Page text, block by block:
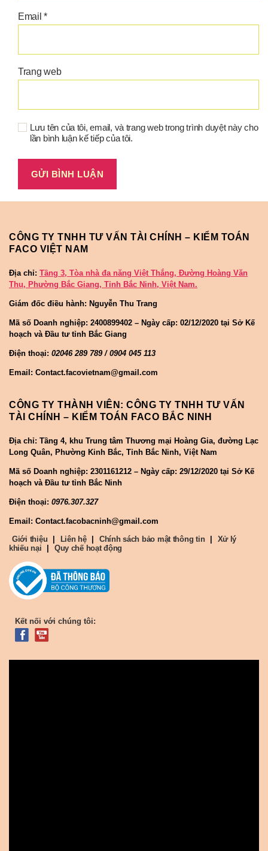
Email*
Trang web
Lưu tên của tôi, email, và trang web trong trình duyệt này cho
lần bình luận kế tiếp của tôi.
CÔNG TY TNHH TƯ VẤN TÀI CHÍNH – KIỂM TOÁN
FACO VIỆT NAM
Địa chỉ: Tầng 3, Tòa nhà đa năng Việt Thắng, Đường Hoàng Văn
Thụ, Phường Bắc Giang, Tỉnh Bắc Ninh, Việt Nam.
Giám đốc điều hành: Nguyễn Thu Trang
Mã số Doanh nghiệp: 2400899402 – Ngày cấp: 02/12/2020 tại Sở Kế
hoạch và Đầu tư tỉnh Bắc Giang
Điện thoại: 02046 289 789 / 0904 045 113
Email: Contact.facovietnam@gmail.com
CÔNG TY THÀNH VIÊN: CÔNG TY TNHH TƯ VẤN
TÀI CHÍNH – KIỂM TOÁN FACO BẮC NINH
Địa chỉ: Tầng 4, khu Trung tâm Thương mại Hoàng Gia, đường Lạc
Long Quân, Phường Kinh Bắc, Tỉnh Bắc Ninh, Việt Nam
Mã số Doanh nghiệp: 2301161212 – Ngày cấp: 29/12/2020 tại Sở Kế
hoạch và Đầu tư tỉnh Bắc Ninh
Điện thoại: 0976.307.327
Email: Contact.facobacninh@gmail.com
Giới thiệu
Liên hệ Chính sách bảo mật thông tin
Xử lý
khiếu nại
Quy chế hoạt động
Kết nối với chúng tôi: